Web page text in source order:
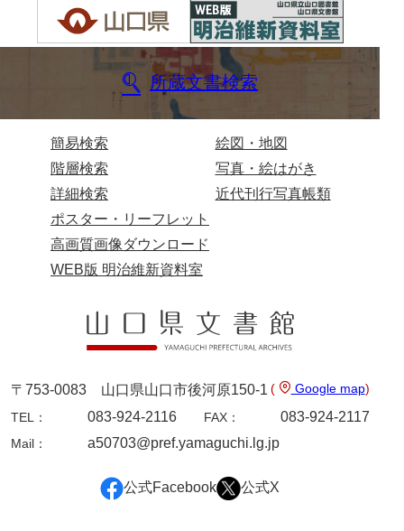
所蔵文書検索
簡易検索
階層検索
詳細検索
絵図・地図
写真・絵はがき
近代刊行写真帳類
ポスター・リーフレット
高画質画像ダウンロード
WEB版 明治維新資料室
〒753-0083 山口県山口市後河原150-1 ( Google map)
TEL：
083-924-2116 FAX： 083-924-2117
Mail： a50703@pref.yamaguchi.lg.jp
公式Facebook 公式X